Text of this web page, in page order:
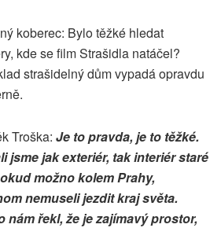
koberec: Bylo těžké hledat
kde se film Strašidla natáčel?
strašidelný dům vypadá opravdu
Troška: Je to pravda, je to těžké.
jsme jak exteriér, tak interiér staré
možno kolem Prahy,
nemuseli jezdit kraj světa.
nám řekl, že je zajímavý prostor,